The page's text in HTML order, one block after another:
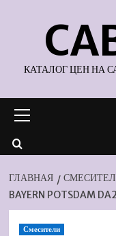
содержимому
КАТАЛОГ ЦЕН НА
меню
ГЛАВНАЯ
BAYERN POTSDAM
Смесители